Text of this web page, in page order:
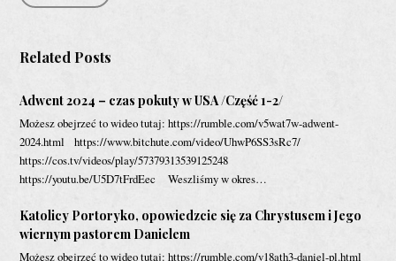
Related Posts
Adwent 2024 – czas pokuty w USA /Część 1-2/
Możesz obejrzeć to wideo tutaj: https://rumble.com/v5wat7w-adwent-
2024.html https://www.bitchute.com/video/UhwP6SS3sRc7/
https://cos.tv/videos/play/57379313539125248
https://youtu.be/U5D7tFrdEec Weszliśmy w okres…
Katolicy Portoryko, opowiedzcie się za Chrystusem i Jego
wiernym pastorem Danielem
Możesz obejrzeć to wideo tutaj: https://rumble.com/v18ath3-daniel-pl.html